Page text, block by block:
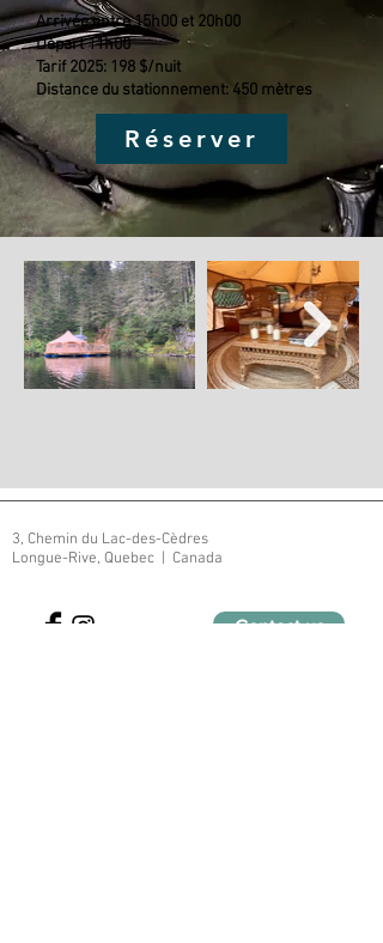
Arrivée entre 15h00 et 20h00
Départ 11h00
Tarif 2025: 198 $/nuit
Distance du stationnement: 450 mètres
Réserver
3, Chemin du Lac-des-Cèdres
Longue-Rive, Quebec | Canada
Contact us